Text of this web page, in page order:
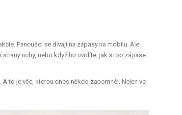
Fanoušci se dívají na zápasy na mobilu. Ale
nohy, nebo když ho uvidíte, jak si po zápase
to je věc, kterou dnes někdo zapomněl. Nejen ve